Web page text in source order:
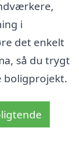
i
det enkelt
så du trygt
boligprojekt.